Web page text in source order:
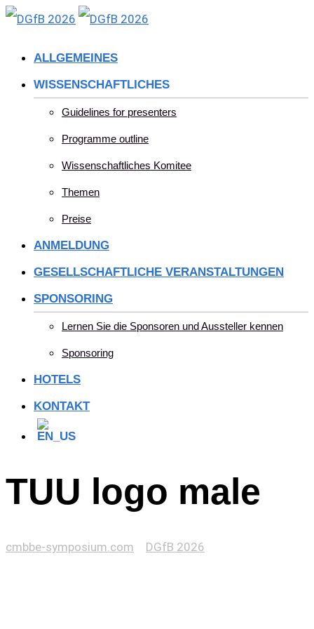
Skip
ALLGEMEINES
WISSENSCHAFTLICHES
Guidelines for presenters
Programme outline
Wissenschaftliches Komitee
Themen
Preise
ANMELDUNG
GESELLSCHAFTLICHE VERANSTALTUNGEN
SPONSORING
Lernen Sie die Sponsoren und Aussteller kennen
Sponsoring
HOTELS
KONTAKT
TUU logo male
cmbbe-symposium.com DGfB 2026